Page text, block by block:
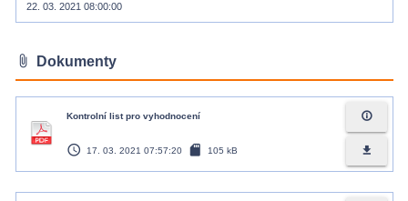
22. 03. 2021 08:00:00
attach_file Dokumenty
Kontrolní list pro vyhodnocení
access_time 17. 03. 2021 07:57:20 sd_card 105 kB
info_outline
file_download